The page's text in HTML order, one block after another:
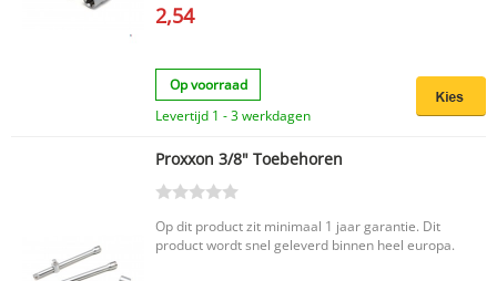
2,54
Op voorraad
Levertijd 1 - 3 werkdagen
Proxxon 3/8" Toebehoren
Op dit product zit minimaal 1 jaar garantie. Dit
product wordt snel geleverd binnen heel europa.